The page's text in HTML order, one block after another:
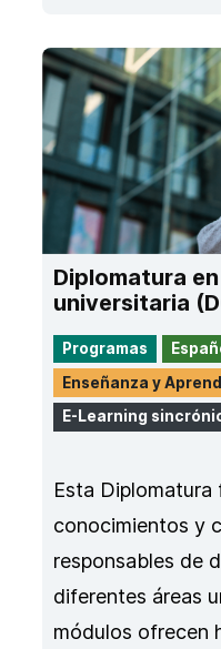
Diplomatura
universitaria
Programas
Enseñanza y
E-Learning
Esta
conocimientos y
responsables de
diferentes áreas
módulos ofrecen